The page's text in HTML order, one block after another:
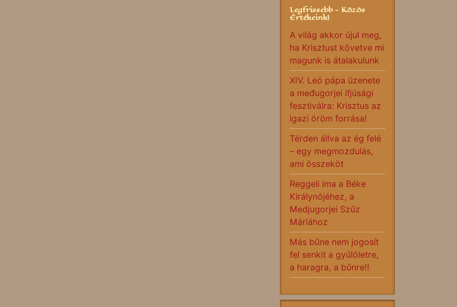
Legfrissebb - Közös
Értékeink!
A világ akkor újul meg,
ha Krisztust követve mi
magunk is átalakulunk
XIV. Leó pápa üzenete
a međugorjei ifjúsági
fesztiválra: Krisztus az
igazi öröm forrása!
Térden állva az ég felé
– egy megmozdulás,
ami összeköt
Reggeli ima a Béke
Királynőjéhez, a
Medjugorjei Szűz
Máriához
Más bűne nem jogosít
fel senkit a gyűlöletre,
a haragra, a bűnre!!